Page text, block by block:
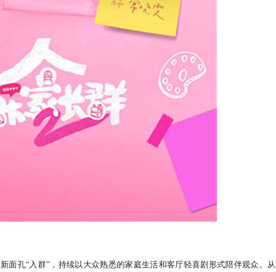
面孔“入群”，持续以大众熟悉的家庭生活和客厅轻喜剧形式陪伴观众。从